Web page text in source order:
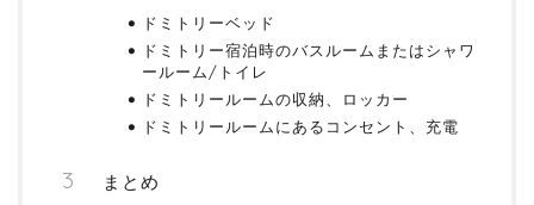
ドミトリーベッド
ドミトリー宿泊時のバスルームまたはシャワ
ールーム/トイレ
ドミトリールームの収納、ロッカー
ドミトリールームにあるコンセント、充電
まとめ